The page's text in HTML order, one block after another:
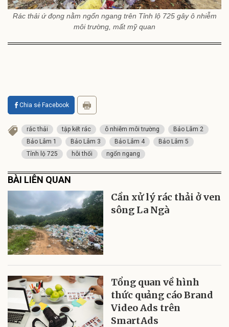
Rác thải ứ đọng nằm ngổn ngang trên Tỉnh lộ 725 gây ô nhiễm
môi trường, mất mỹ quan
Chia sẻ Facebook
rác thải tập kết rác ô nhiễm môi trường
Bảo Lâm 2
Bảo Lâm 1
Bảo Lâm 3 Bảo Lâm 4
Bảo Lâm 5
Tỉnh lộ 725
hôi thối ngổn ngang
BÀI LIÊN QUAN
Cần xử lý rác thải ở ven
sông La Ngà
Tổng quan về hình
thức quảng cáo Brand
Video Ads trên
SmartAds